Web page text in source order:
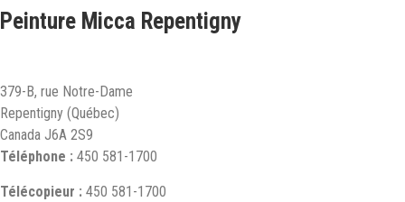
Peinture Micca Repentigny
379-B, rue Notre-Dame
Repentigny (Québec)
Canada J6A 2S9
Téléphone : 450 581-1700
Télécopieur : 450 581-1700